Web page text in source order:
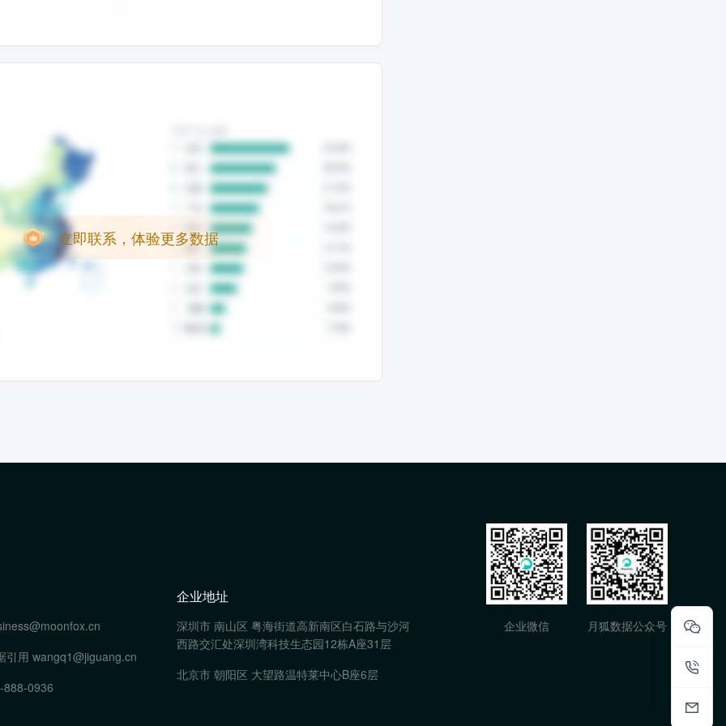
立即联系，体验更多数据
引用 wangq1@jiguang.cn
888-0936
企业地址
深圳市 南山区 粤海街道高新南区白石路与沙河
西路交汇处深圳湾科技生态园12栋A座31层
北京市 朝阳区 大望路温特莱中心B座6层
企业微信 月狐数据公众号